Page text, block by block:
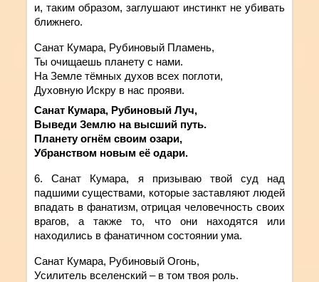
и, таким образом, заглушают инстинкт не убивать
ближнего.
Санат Кумара, Рубиновый Пламень,
Ты очищаешь планету с нами.
На Земле тёмных духов всех поглоти,
Духовную Искру в нас прояви.
Санат Кумара, Рубиновый Луч,
Выведи Землю на высший путь.
Планету огнём своим озари,
Убранством новым её одари.
6. Санат Кумара, я призываю твой
суд над
падшими существами, которые заставляют людей
впадать в фанатизм, отрицая человечность своих
врагов, а также то, что они находятся или
находились в фанатичном состоянии ума.
Санат Кумара, Рубиновый Огонь,
Усилитель вселенский – в том твоя роль.